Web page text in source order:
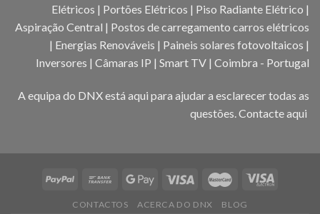
Elétricos | Portões Elétricos | Piso Radiante Elétrico |
Aspiração Central | Postos de carregamento carros elétricos
| Energias Renováveis | Paineis solares fotovoltaicos |
Inversores | Câmaras IP | Smart TV | Coimbra - Portugal
A equipa do DNX está aqui para ajudar a esclarecer todas as
questões. Contacte aqui
CONTACTOS ACERCA DO DNX BLOG